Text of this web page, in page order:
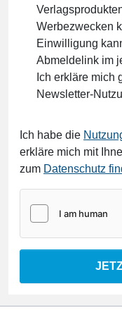
Werbezwecken
Einwilligung
Abmeldelink im
Ich erkläre mich
Newsletter-
Ich habe die
erkläre mich mit
zum Datenschutz